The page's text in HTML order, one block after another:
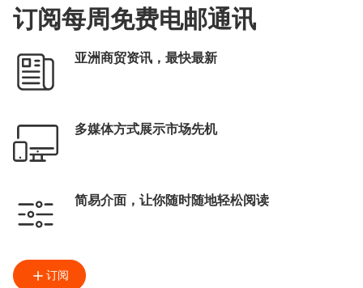
订阅每周免费电邮通讯
亚洲商贸资讯，最快最新
多媒体方式展示市场先机
简易介面，让你随时随地轻松阅读
订阅